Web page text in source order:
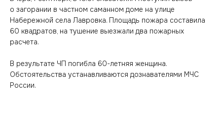
о загорании в частном саманном доме на улице
Набережной села Лавровка. Площадь пожара составила
60 квадратов, на тушение выезжали два пожарных
расчета.
В результате ЧП погибла 60-летняя женщина.
Обстоятельства устанавливаются дознавателями МЧС
России.